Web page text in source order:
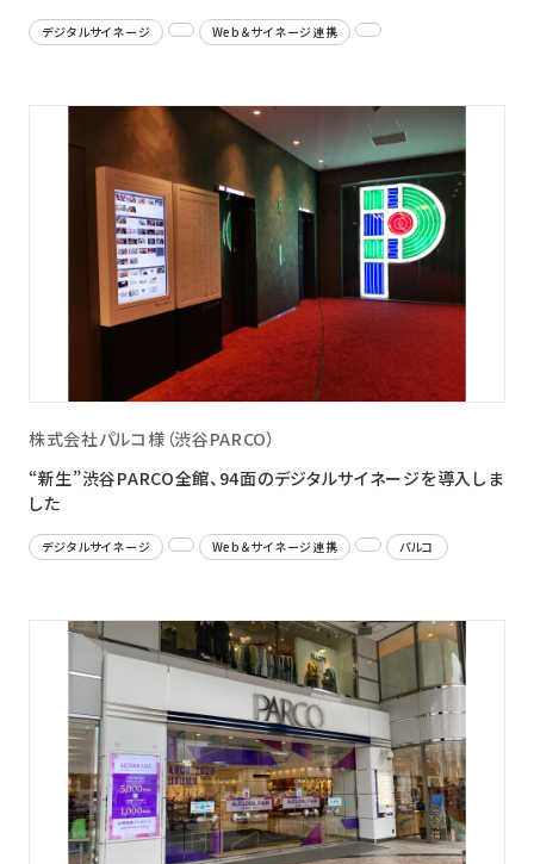
デジタルサイネージ Web＆サイネージ連携
株式会社パルコ様（渋谷PARCO）
“新生”渋谷PARCO全館、94面のデジタルサイネージを導入しま
した
デジタルサイネージ Web＆サイネージ連携 パルコ